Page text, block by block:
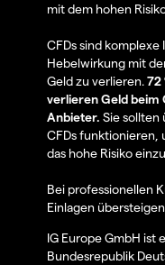
mit dem hohen
CFDs sind
Hebelwirkung mit
Geld zu verlieren.72
verlieren Geld beim
Anbieter. Sie sollten
CFDs funktionieren,
das hohe Risiko
Bei professionellen
Einlagen
IG Europe GmbH ist
Bundesrepublik